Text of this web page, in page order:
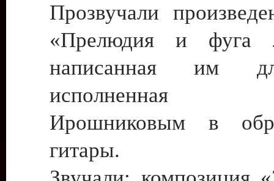
Прозвучали
«Прелюдия и фуга
написанная им
исполненная
Ирошниковым в
гитары.